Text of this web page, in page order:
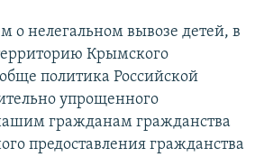
о нелегальном вывозе детей, в
Крымского
политика Российской
упрощенного
гражданам гражданства
предоставления гражданства